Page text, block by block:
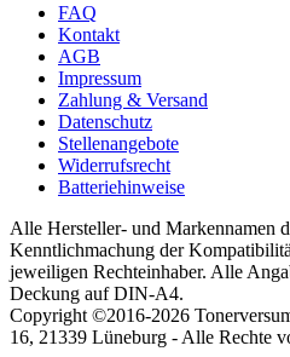
FAQ
Kontakt
AGB
Impressum
Zahlung & Versand
Datenschutz
Stellenangebote
Widerrufsrecht
Batteriehinweise
Alle Hersteller- und Markennamen
Kenntlichmachung der
jeweiligen Rechteinhaber. Alle
Deckung auf DIN-A4.
Copyright ©2016-2026
16, 21339 Lüneburg - Alle Rechte